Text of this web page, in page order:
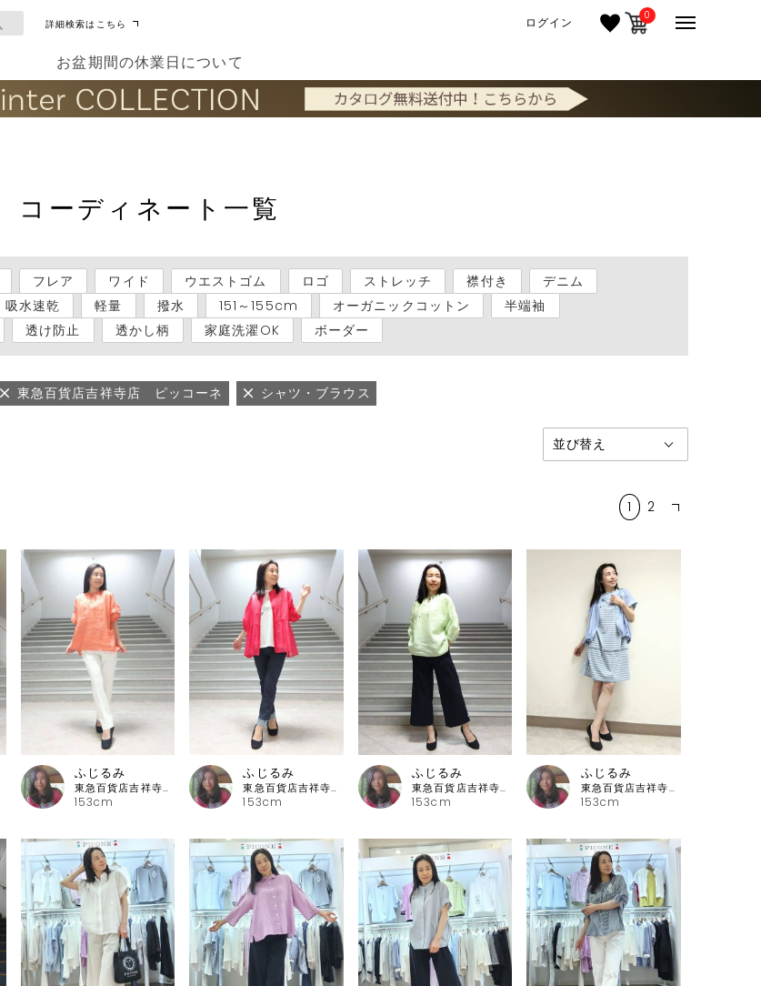
詳細検索はこちら ログイン 0
お盆期間の休業日について
コーディネート一覧
フレア ワイド ウエストゴム ロゴ ストレッチ 襟付き
デニム
吸水速乾 軽量 撥水 151～155cm オーガニックコットン
半端袖
透け防止 透かし柄 家庭洗濯OK ボーダー
東急百貨店吉祥寺店 ピッコーネ シャツ・ブラウス
1 2
153cm
ふじるみ
東急百貨店吉祥寺店 ピッコーネ
153cm
ふじるみ
東急百貨店吉祥寺店 ピッコーネ
153cm
ふじるみ
東急百貨店吉祥寺店 ピッコーネ
153cm
ふじるみ
東急百貨店吉祥寺店 ピッコーネ